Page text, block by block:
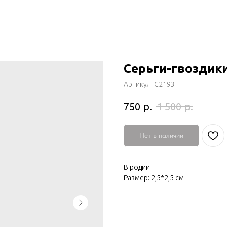
Серьги-
Артикул: С2193
750 р. 1 500 р.
Нет в наличии
В родии
Размер: 2,5*2,5 см